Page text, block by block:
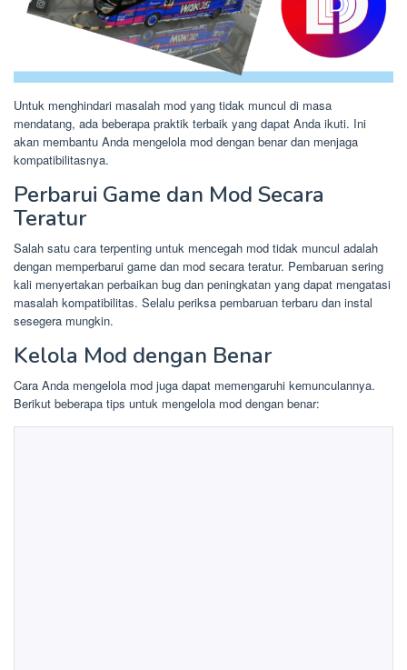
Untuk menghindari masalah mod yang tidak muncul di masa
mendatang, ada beberapa praktik terbaik yang dapat Anda ikuti. Ini
akan membantu Anda mengelola mod dengan benar dan menjaga
kompatibilitasnya.
Perbarui Game dan Mod Secara
Teratur
Salah satu cara terpenting untuk mencegah mod tidak muncul adalah
dengan memperbarui game dan mod secara teratur. Pembaruan sering
kali menyertakan perbaikan bug dan peningkatan yang dapat mengatasi
masalah kompatibilitas. Selalu periksa pembaruan terbaru dan instal
sesegera mungkin.
Kelola Mod dengan Benar
Cara Anda mengelola mod juga dapat memengaruhi kemunculannya.
Berikut beberapa tips untuk mengelola mod dengan benar: